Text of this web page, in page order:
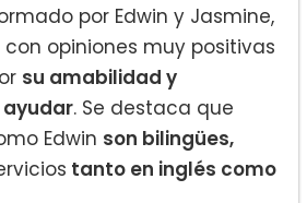
por Edwin y Jasmine,
opiniones muy positivas
su amabilidad y
. Se destaca que
Edwin son bilingües,
tanto en inglés como